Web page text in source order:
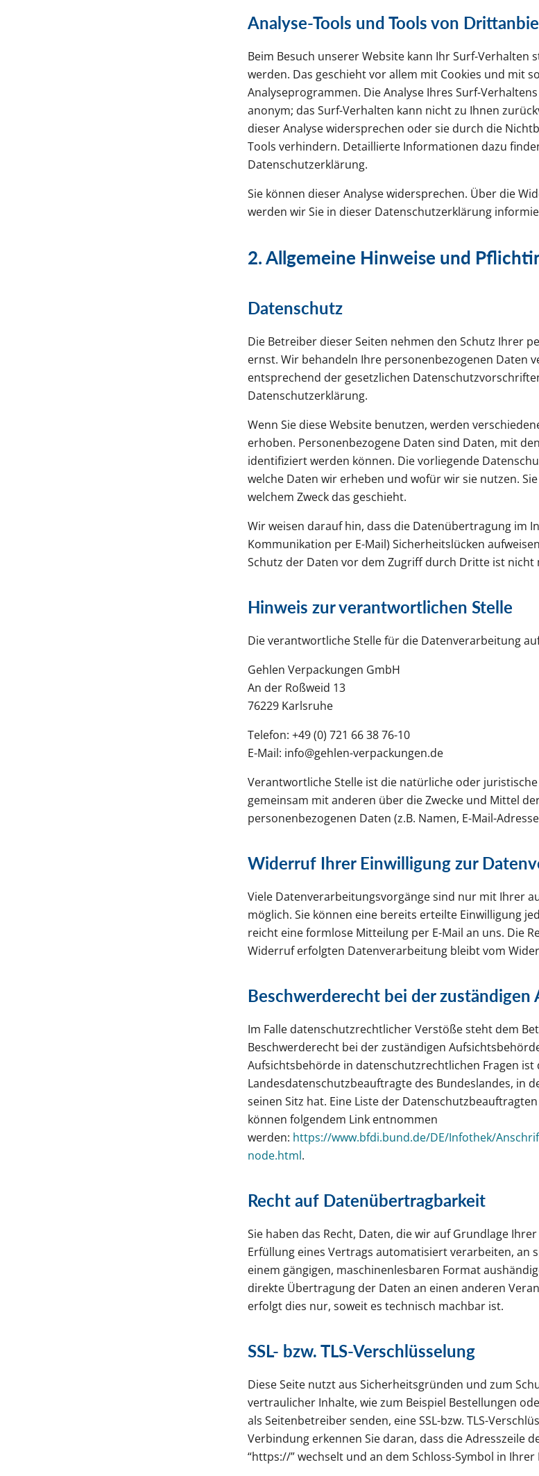
Analyse-Tools und Tools von
Beim Besuch unserer Website kann Ihr Surf-Verhalten
werden. Das geschieht vor allem mit Cookies und mit
Analyseprogrammen. Die Analyse Ihres Surf-
anonym; das Surf-Verhalten kann nicht zu Ihnen
dieser Analyse widersprechen oder sie durch die
Tools verhindern. Detaillierte Informationen dazu
Datenschutzerklärung.
Sie können dieser Analyse widersprechen. Über die
werden wir Sie in dieser Datenschutzerklärung
2. Allgemeine Hinweise und
Datenschutz
Die Betreiber dieser Seiten nehmen den Schutz Ihrer
ernst. Wir behandeln Ihre personenbezogenen Daten
entsprechend der gesetzlichen
Datenschutzerklärung.
Wenn Sie diese Website benutzen, werden
erhoben. Personenbezogene Daten sind Daten, mit
identifiziert werden können. Die vorliegende
welche Daten wir erheben und wofür wir sie nutzen.
welchem Zweck das geschieht.
Wir weisen darauf hin, dass die Datenübertragung im
Kommunikation per E-Mail) Sicherheitslücken
Schutz der Daten vor dem Zugriff durch Dritte ist nicht
Hinweis zur verantwortlichen Stelle
Die verantwortliche Stelle für die Datenverarbeitung
Gehlen Verpackungen GmbH
An der Roßweid 13
76229 Karlsruhe
Telefon: +49 (0) 721 66 38 76-10
E-Mail: info@gehlen-verpackungen.de
Verantwortliche Stelle ist die natürliche oder
gemeinsam mit anderen über die Zwecke und Mittel
personenbezogenen Daten (z.B. Namen, E-Mail-
Widerruf Ihrer Einwilligung zur
Viele Datenverarbeitungsvorgänge sind nur mit Ihrer
möglich. Sie können eine bereits erteilte Einwilligung
reicht eine formlose Mitteilung per E-Mail an uns. Die
Widerruf erfolgten Datenverarbeitung bleibt vom
Beschwerderecht bei der
Im Falle datenschutzrechtlicher Verstöße steht dem
Beschwerderecht bei der zuständigen
Aufsichtsbehörde in datenschutzrechtlichen Fragen ist
Landesdatenschutzbeauftragte des Bundeslandes, in
seinen Sitz hat. Eine Liste der
können folgendem Link entnommen
werden: https://www.bfdi.bund.de/DE/Infothek/
node.html.
Recht auf Datenübertragbarkeit
Sie haben das Recht, Daten, die wir auf Grundlage
Erfüllung eines Vertrags automatisiert verarbeiten, an
einem gängigen, maschinenlesbaren Format
direkte Übertragung der Daten an einen anderen
erfolgt dies nur, soweit es technisch machbar ist.
SSL- bzw. TLS-Verschlüsselung
Diese Seite nutzt aus Sicherheitsgründen und zum
vertraulicher Inhalte, wie zum Beispiel Bestellungen
als Seitenbetreiber senden, eine SSL-bzw. TLS-
Verbindung erkennen Sie daran, dass die Adresszeile
“https://” wechselt und an dem Schloss-Symbol in Ihrer